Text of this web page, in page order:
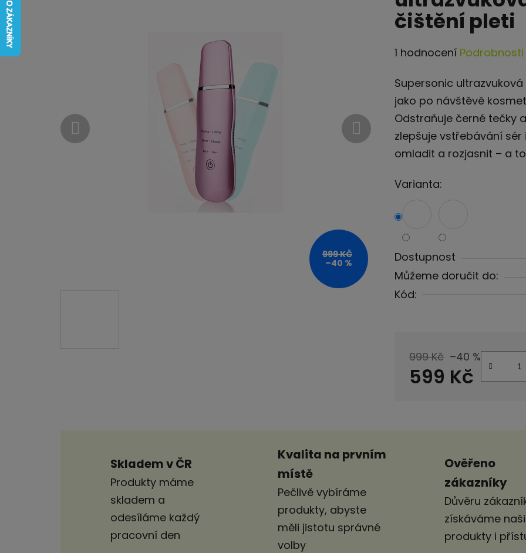
čištění pleti
Průměrné
produktu
je
5,0
z
5
1 hodnocení
Supersonic
jako po návštěvě
Odstraňuje černé tečky
zlepšuje vstřebávání
omladit a rozjasnit – a
Varianta:
Dostupnost
Můžeme doručit do:
Kód:
999 Kč –40 %
599 Kč
999 KČ
–40 %
Skladem v ČR
Produkty máme
skladem a
odesíláme každý
pracovní den
Kvalita na prvním
místě
Pečlivě vybíráme
produkty, abyste
měli jistotu správné
volby
Ověřeno
zákazníky
Důvěru
získáváme
produkty i